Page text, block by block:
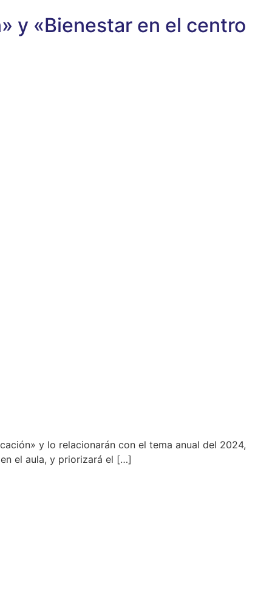
y «Bienestar en el centro
y lo relacionarán con el tema anual del 2024,
el aula, y priorizará el […]